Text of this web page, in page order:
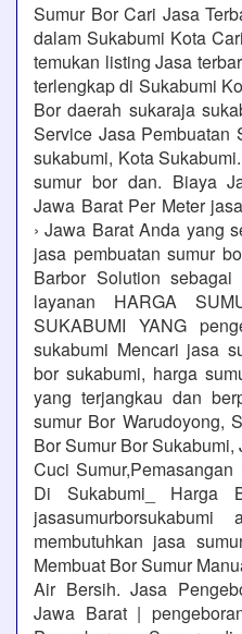
Sumur Bor Cari Jasa
dalam Sukabumi Kota
temukan listing Jasa
terlengkap di Sukabumi
Bor daerah sukaraja
Service Jasa Pembuatan
sukabumi, Kota
sumur bor dan. Biaya
Jawa Barat Per Meter
› Jawa Barat Anda yang
jasa pembuatan sumur
Barbor Solution
layanan HARGA
SUKABUMI YANG
sukabumi Mencari jasa
bor sukabumi, harga
yang terjangkau dan
sumur Bor Warudoyong,
Bor Sumur Bor
Cuci
Di Sukabumi_ Harga
membutuhkan jasa
Membuat Bor Sumur
Air Bersih. Jasa
Jawa Barat |